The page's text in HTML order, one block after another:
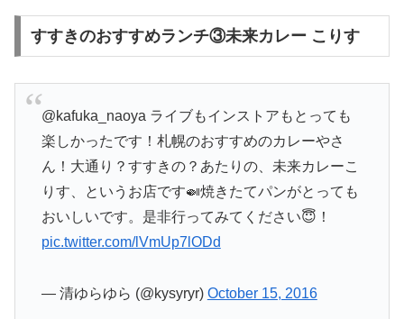
すすきのおすすめランチ③未来カレー こりす
@kafuka_naoya ライブもインストアもとっても
楽しかったです！札幌のおすすめのカレーやさ
ん！大通り？すすきの？あたりの、未来カレーこ
りす、というお店です🍛焼きたてパンがとっても
おいしいです。是非行ってみてください😇！
pic.twitter.com/lVmUp7lODd
— 清ゆらゆら (@kysyryr) October 15, 2016